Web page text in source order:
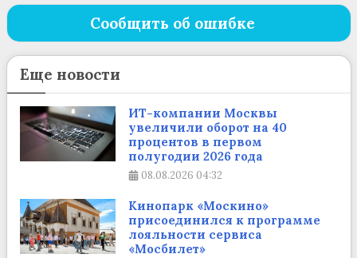
Сообщить об ошибке
Еще новости
ИТ-компании Москвы
увеличили оборот на 40
процентов в первом
полугодии 2026 года
08.08.2026 04:32
Кинопарк «Москино»
присоединился к программе
лояльности сервиса
«Мосбилет»